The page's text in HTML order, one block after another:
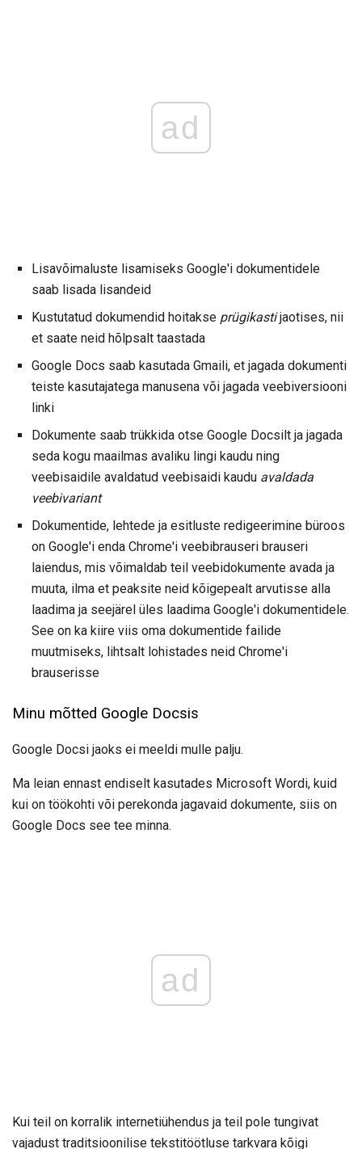
ad
Lisavõimaluste lisamiseks Google'i dokumentidele
saab lisada lisandeid
Kustutatud dokumendid hoitakse prügikastijaotises, nii
et saate neid hõlpsalt taastada
Google Docs saab kasutada Gmaili, et jagada dokumenti
teiste kasutajatega manusena või jagada veebiversiooni
linki
Dokumente saab trükkida otse Google Docsilt ja jagada
seda kogu maailmas avaliku lingi kaudu ning
veebisaidile avaldatud veebisaidi kaudu avaldada
veebivariant
Dokumentide, lehtede ja esitluste redigeerimine büroos
on Google'i enda Chrome'i veebibrauseri brauseri
laiendus, mis võimaldab teil veebidokumente avada ja
muuta, ilma et peaksite neid kõigepealt arvutisse alla
laadima ja seejärel üles laadima Google'i dokumentidele.
See on ka kiire viis oma dokumentide failide
muutmiseks, lihtsalt lohistades neid Chrome'i
brauserisse
Minu mõtted Google Docsis
Google Docsi jaoks ei meeldi mulle palju.
Ma leian ennast endiselt kasutades Microsoft Wordi, kuid
kui on töökohti või perekonda jagavaid dokumente, siis on
Google Docs see tee minna.
ad
Kui teil on korralik internetiühendus ja teil pole tungivat
vajadust traditsioonilise tekstitöötluse tarkvara kõigi